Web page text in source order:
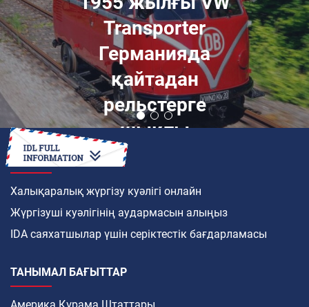
Transporter
Германияда
қайтадан
рельстерге
шықты
ҚАЛАЙ
Халықаралық жүргізу куәлігі онлайн
Жүргізуші куәлігінің аудармасын алыңыз
IDA саяхатшылар үшін серіктестік бағдарламасы
ТАНЫМАЛ БАҒЫТТАР